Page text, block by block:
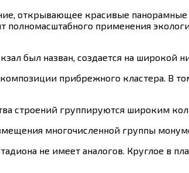
открывающее красивые
применения
был назван, создается на широкой
прибрежного кластера. В
строений группируются широким
многочисленной группы
не имеет аналогов. Круглое в